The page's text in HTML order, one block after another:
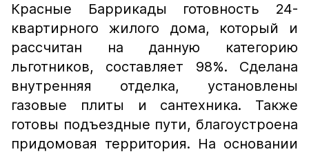
Красные Баррикады готовность 24-
квартирного жилого дома, который и
рассчитан на данную категорию
льготников, составляет 98%. Сделана
внутренняя отделка, установлены
газовые плиты и сантехника. Также
готовы подъездные пути, благоустроена
придомовая территория. На основании